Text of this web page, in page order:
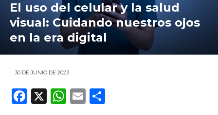
El uso del celular y la salud
visual: Cuidando nuestros ojos
en la era digital
30 DE JUNIO DE 2023
F
X
W E